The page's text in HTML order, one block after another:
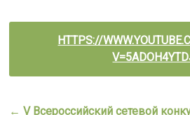
HTTPS://
← V Всероссийский сетевой